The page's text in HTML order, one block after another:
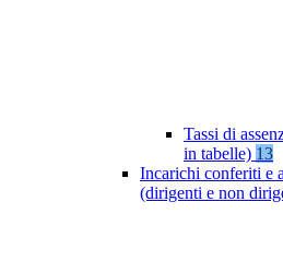
Tassi di
in tabelle) 13
Incarichi conferiti e
(dirigenti e non